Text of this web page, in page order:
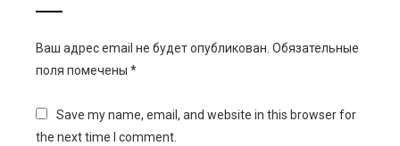
Ваш адрес email не будет опубликован. Обязательные
поля помечены *
Save my name, email, and website in this browser for
the next time I comment.